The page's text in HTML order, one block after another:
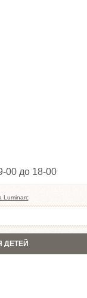
00 до 18-00
Luminarc
ДЕТЕЙ